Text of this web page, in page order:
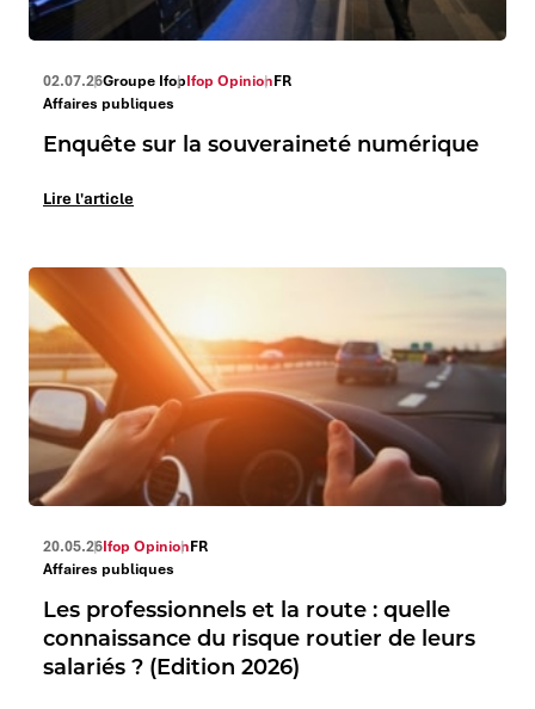
02.07.26Groupe IfopIfop OpinionFR
Affaires publiques
Enquête sur la souveraineté numérique
Lire l'article
20.05.26Ifop OpinionFR
Affaires publiques
Les professionnels et la route : quelle
connaissance du risque routier de leurs
salariés ? (Edition 2026)